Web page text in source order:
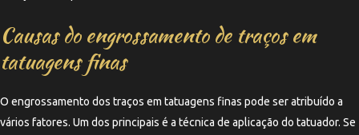
Causas do engrossamento de traços em
tatuagens finas
O engrossamento dos traços em tatuagens finas pode ser atribuído a
vários fatores. Um dos principais é a técnica de aplicação do tatuador. Se